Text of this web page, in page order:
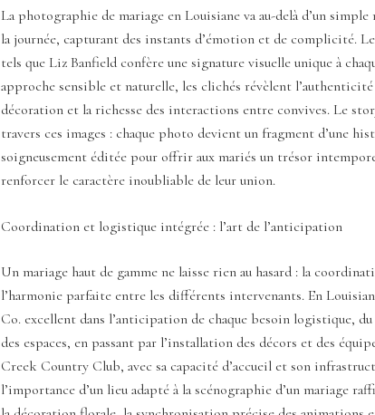
La photographie de mariage en Louisiane va au-delà d’un simple
la journée, capturant des instants d’émotion et de complicité.
tels que Liz Banfield confère une signature visuelle unique à
approche sensible et naturelle, les clichés révèlent l’authenticité
décoration et la richesse des interactions entre convives. Le
travers ces images : chaque photo devient un fragment d’une
soigneusement éditée pour offrir aux mariés un trésor
renforcer le caractère inoubliable de leur union.
Coordination et logistique intégrée : l’art de l’anticipation
Un mariage haut de gamme ne laisse rien au hasard : la
l’harmonie parfaite entre les différents intervenants. En
Co. excellent dans l’anticipation de chaque besoin logistique,
des espaces, en passant par l’installation des décors et des
Creek Country Club, avec sa capacité d’accueil et son
l’importance d’un lieu adapté à la scénographie d’un mariage